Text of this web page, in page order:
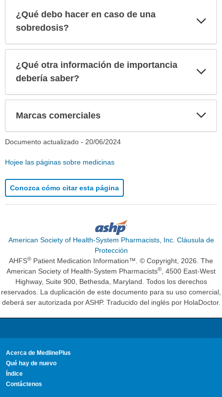
¿Qué debo hacer en caso de una
sobredosis?
¿Qué otra información de importancia
debería saber?
Marcas comerciales
Documento actualizado - 20/06/2024
Hojee las páginas sobre medicinas
Conozca cómo citar esta página
American Society of Health-System Pharmacists, Inc. Cláusula de
Protección
AHFS® Patient Medication Information™. © Copyright, 2026. The
American Society of Health-System Pharmacists®
, 4500 East-West
Highway, Suite 900, Bethesda, Maryland. Todos los derechos
reservados. La duplicación de este documento para su uso comercial,
deberá ser autorizada por ASHP. Traducido del inglés por HolaDoctor.
Acerca de MedlinePlus
Qué hay de nuevo
Índice
Contáctenos